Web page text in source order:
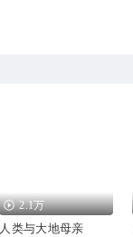
2.1万
人类与大地母亲